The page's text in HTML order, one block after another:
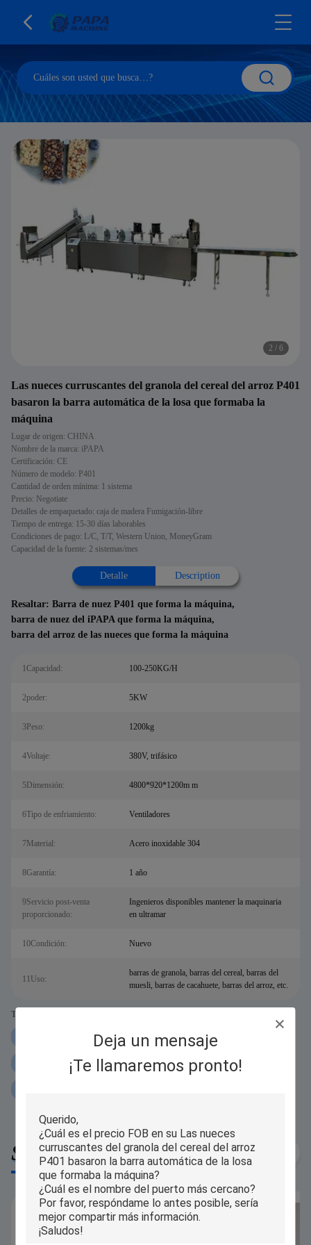
Deja un mensaje
¡Te llamaremos pronto!
2 / 6
Las nueces curruscantes del granola del cereal del arroz P401
basaron la barra automática de la losa que formaba la
máquina
Lugar de origen: CHINA
Nombre de la marca: iPAPA
Certificación: CE
Número de modelo: P401
Cantidad de orden mínima: 1 sistema
Precio: Negotiate
Detalles de empaquetado: caja de madera Fumigación-libre
Tiempo de entrega: 15-30 días laborables
Condiciones de pago: L/C, T/T, Western Union, MoneyGram
Capacidad de la fuente: 2 sistemas/mes
Detalle Description
Resaltar: Barra de nuez P401 que forma la máquina,
barra de nuez del iPAPA que forma la máquina,
barra del arroz de las nueces que forma la máquina
1Capacidad: 100-250KG/H
2poder: 5KW
3Peso: 1200kg
4Voltaje: 380V, trifásico
5Dimensión: 4800*920*1200m m
6Tipo de enfriamiento: Ventiladores
7Material: Acero inoxidable 304
8Garantía: 1 año
9Servicio post-venta
proporcionado:
Ingenieros disponibles mantener la maquinaria
en ultramar
10Condición: Nuevo
11Uso:
barras de granola, barras del cereal, barras del
muesli, barras de cacahuete, barras del arroz, etc.
Tags:
Máquina curruscante de la barra del muesli
máquina de la torta de arroz soplado de los krispies
Similar Products